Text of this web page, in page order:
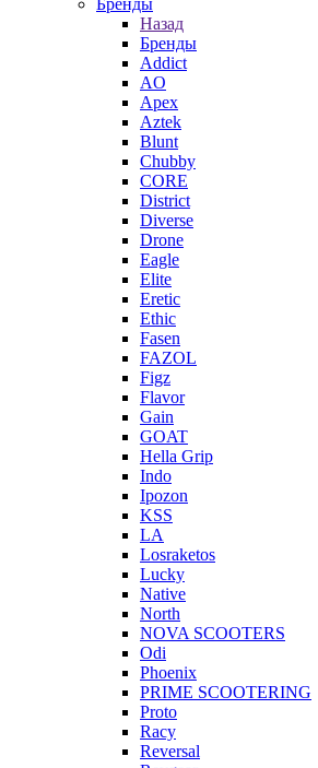
Бренды
Назад
Бренды
Addict
AO
Apex
Aztek
Blunt
Chubby
CORE
District
Diverse
Drone
Eagle
Elite
Eretic
Ethic
Fasen
FAZOL
Figz
Flavor
Gain
GOAT
Hella Grip
Indo
Ipozon
KSS
LA
Losraketos
Lucky
Native
North
NOVA SCOOTERS
Odi
Phoenix
PRIME SCOOTERING
Proto
Racy
Reversal